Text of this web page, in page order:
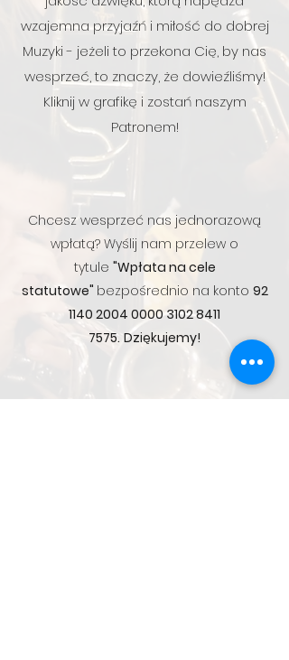
wzajemna przyjaźń i miłość do dobrej
Muzyki - jeżeli to przekona Cię, by nas
wesprzeć, to znaczy, że dowieźliśmy!
Kliknij w grafikę i zostań naszym
Patronem!
Chcesz wesprzeć nas jednorazową
wpłatą? Wyślij nam przelew o
tytule "Wpłata na cele
statutowe" bezpośrednio na konto 92
1140 2004 0000 3102 8411
7575. Dziękujemy!